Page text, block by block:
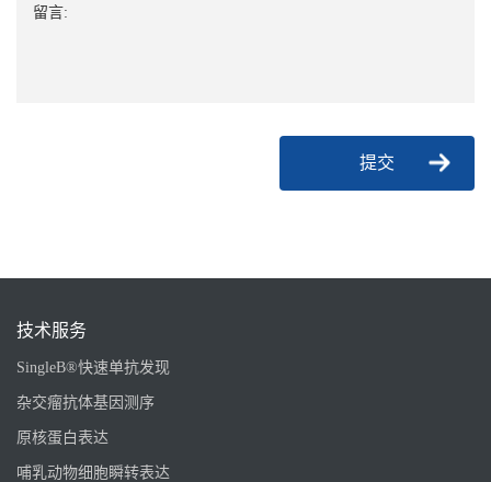
留言:
提交
技术服务
SingleB®快速单抗发现
杂交瘤抗体基因测序
原核蛋白表达
哺乳动物细胞瞬转表达